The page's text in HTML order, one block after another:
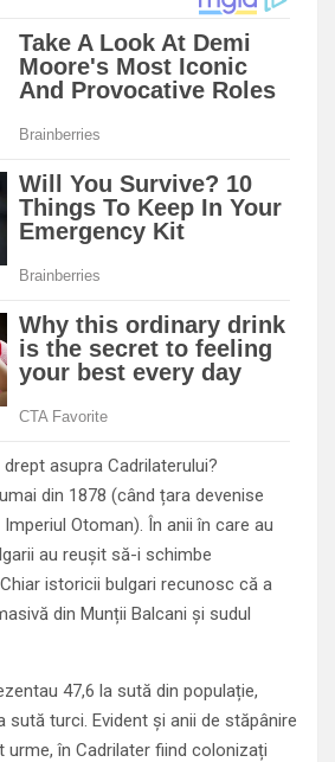
asupra Cadrilaterului?
din 1878 (când țara devenise
Otoman). În anii în care au
au reușit să-i schimbe
istoricii bulgari recunosc că a
din Munții Balcani și sudul
47,6 la sută din populație,
sută turci. Evident și anii de stăpânire
urme, în Cadrilater fiind colonizați